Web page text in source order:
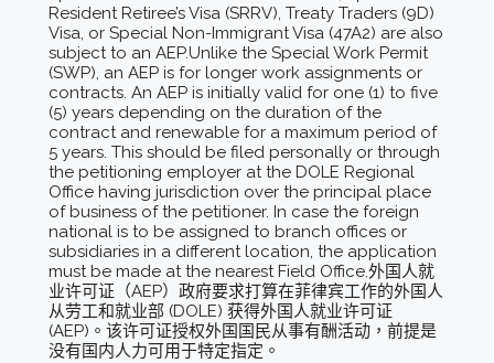
Resident Retiree’s Visa (SRRV), Treaty Traders (9D)
Visa, or Special Non-Immigrant Visa (47A2) are also
subject to an AEP.Unlike the Special Work Permit
(SWP), an AEP is for longer work assignments or
contracts. An AEP is initially valid for one (1) to five
(5) years depending on the duration of the
contract and renewable for a maximum period of
5 years. This should be filed personally or through
the petitioning employer at the DOLE Regional
Office having jurisdiction over the principal place
of business of the petitioner. In case the foreign
national is to be assigned to branch offices or
subsidiaries in a different location, the application
must be made at the nearest Field Office.外国人就
业许可证（AEP）政府要求打算在菲律宾工作的外国人
从劳工和就业部 (DOLE) 获得外国人就业许可证
(AEP)。该许可证授权外国国民从事有酬活动，前提是
没有国内人力可用于特定指定。